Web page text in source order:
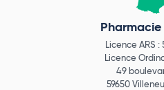
Licence ARS :
Licence
49
59650